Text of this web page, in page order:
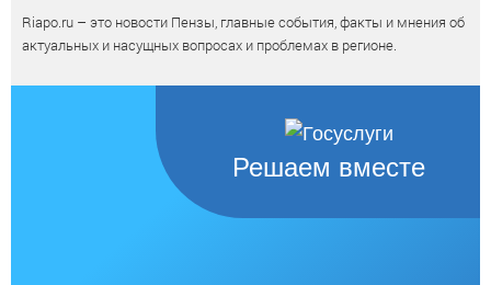
Riapo.ru – это новости Пензы, главные события, факты и мнения об
актуальных и насущных вопросах и проблемах в регионе.
Решаем вместе